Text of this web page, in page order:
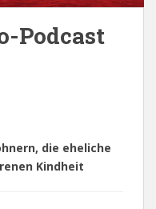
Podcast
die eheliche
Kindheit